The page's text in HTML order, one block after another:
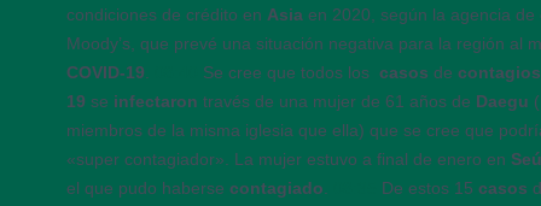
condiciones de crédito en Asia en 2020, según la agencia
Moody’s, que prevé una situación negativa para la región al
COVID-19. Se cree que todos los casos de
19 se infectaron través de una mujer de 61 años de Daegu
miembros de la misma iglesia que ella) que se cree que
«super contagiador». La mujer estuvo a final de enero en
el que pudo haberse contagiado. De estos 15 casos